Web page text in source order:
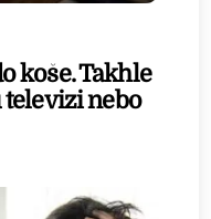
koše. Takhle
televizi nebo